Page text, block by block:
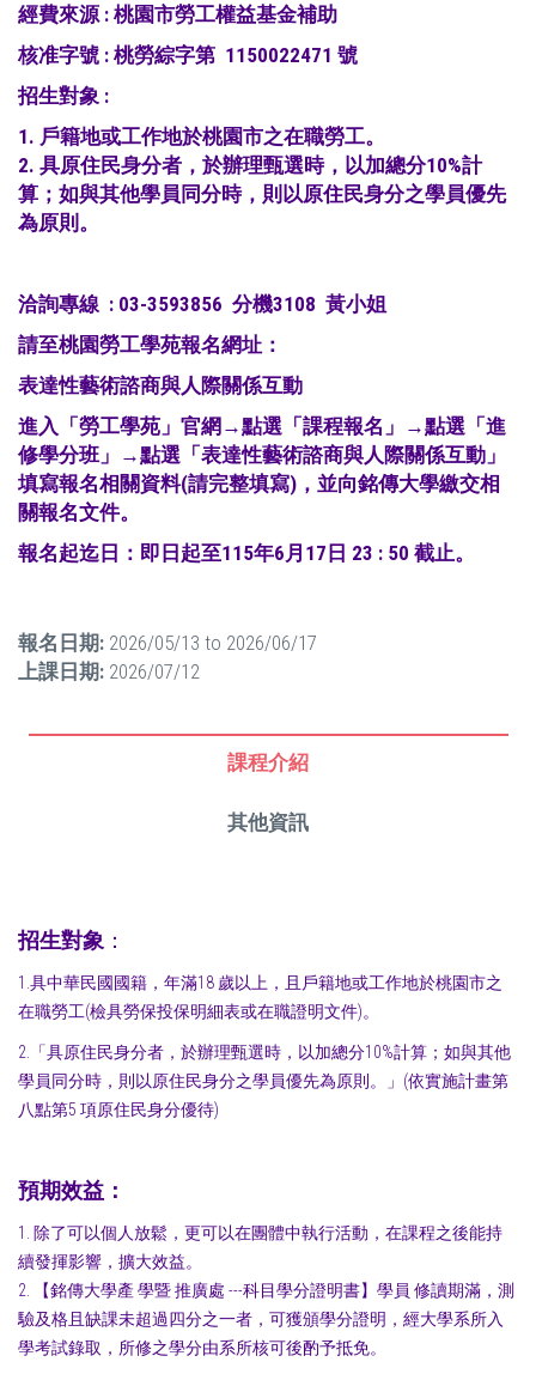
經費來源 : 桃園市勞工權益基金補助
核准字號 : 桃勞綜字第 1150022471 號
招生對象 :
1. 戶籍地或工作地於桃園市之在職勞工。
2. 具原住民身分者，於辦理甄選時，以加總分10%計
算；如與其他學員同分時，則以原住民身分之學員優先
為原則。
洽詢專線 : 03-3593856 分機3108 黃小姐
請至桃園勞工學苑報名網址：
表達性藝術諮商與人際關係互動
進入「勞工學苑」官網→點選「課程報名」→點選「進
修學分班」→點選「表達性藝術諮商與人際關係互動」
填寫報名相關資料(請完整填寫)，並向銘傳大學繳交相
關報名文件。
報名起迄日：即日起至115年6月17日 23 : 50 截止。
報名日期: 2026/05/13 to 2026/06/17
上課日期: 2026/07/12
課程介紹
其他資訊
招生對象 ：
1.具中華民國國籍，年滿18 歲以上，且戶籍地或工作地於桃園市之
在職勞工(檢具勞保投保明細表或在職證明文件)。
2.「具原住民身分者，於辦理甄選時，以加總分10%計算；如與其他
學員同分時，則以原住民身分之學員優先為原則。」(依實施計畫第
八點第5 項原住民身分優待)
預期效益：
1. 除了可以個人放鬆，更可以在團體中執行活動，在課程之後能持
續發揮影響，擴大效益。
2. 【銘傳大學產 學暨 推廣處 ---科目學分證明書】學員 修讀期滿，測
驗及格且缺課未超過四分之一者，可獲頒學分證明，經大學系所入
學考試錄取，所修之學分由系所核可後酌予抵免。